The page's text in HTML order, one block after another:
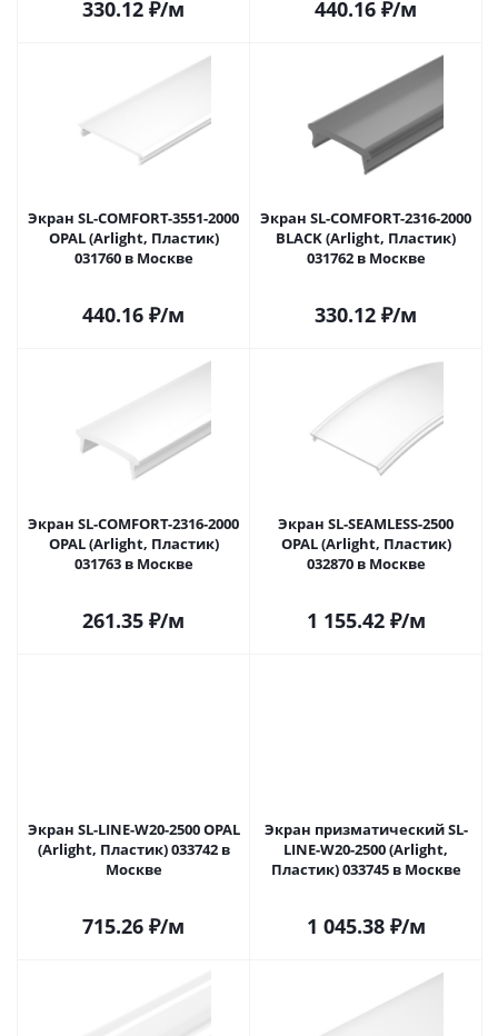
330.12 ₽/м 440.16 ₽/м
Экран SL-COMFORT-3551-2000
OPAL (Arlight, Пластик)
031760 в Москве
440.16 ₽/м
Экран SL-COMFORT-2316-2000
BLACK (Arlight, Пластик)
031762 в Москве
330.12 ₽/м
Экран SL-COMFORT-2316-2000
OPAL (Arlight, Пластик)
031763 в Москве
261.35 ₽/м
Экран SL-SEAMLESS-2500
OPAL (Arlight, Пластик)
032870 в Москве
1 155.42₽/м
Экран SL-LINE-W20-2500 OPAL
(Arlight, Пластик) 033742 в
Москве
715.26 ₽/м
Экран призматический SL-
LINE-W20-2500 (Arlight,
Пластик) 033745 в Москве
1 045.38₽/м